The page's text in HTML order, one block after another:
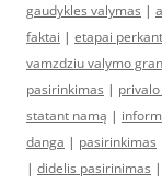
gaudykles valymas |
faktai | etapai perkant
vamzdziu valymo
pasirinkimas |
statant namą |
danga | pasirinkimas
| didelis pasirinimas |